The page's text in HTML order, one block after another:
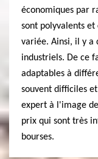
économiques par
sont polyvalents
variée. Ainsi, il y a
industriels. De ce
adaptables à
souvent difficiles
expert à l'image
prix qui sont très
bourses.